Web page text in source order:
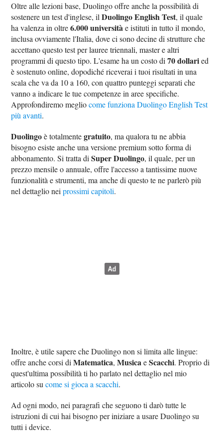
Oltre alle lezioni base, Duolingo offre anche la possibilità di
sostenere un test d'inglese, ilDuolingo English Test, il quale
ha valenza in oltre6.000 universitàe istituti in tutto il mondo,
inclusa ovviamente l'Italia, dove ci sono decine di strutture che
accettano questo test per lauree triennali, master e altri
programmi di questo tipo. L'esame ha un costo di70 dollaried
è sostenuto online, dopodiché riceverai i tuoi risultati in una
scala che va da 10 a 160, con quattro punteggi separati che
vanno a indicare le tue competenze in aree specifiche.
Approfondiremo megliocome funziona Duolingo English Test
più avanti.
Duolingoè totalmentegratuito, ma qualora tu ne abbia
bisogno esiste anche una versione premium sotto forma di
abbonamento. Si tratta diSuper Duolingo, il quale, per un
prezzo mensile o annuale, offre l'accesso a tantissime nuove
funzionalità e strumenti, ma anche di questo te ne parlerò più
nel dettaglio neiprossimi capitoli.
Inoltre, è utile sapere che Duolingo non si limita alle lingue:
offre anche corsi diMatematica,MusicaeScacchi. Proprio di
quest'ultima possibilità ti ho parlato nel dettaglio nel mio
articolo sucome si gioca a scacchi.
Ad ogni modo, nei paragrafi che seguono ti darò tutte le
istruzioni di cui hai bisogno per iniziare a usare Duolingo su
tutti i device.